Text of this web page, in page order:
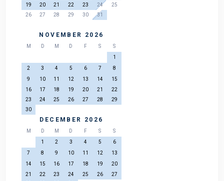
19
20 21 22 23 24
25
26
27 28 29 30 31
NOVEMBER 2026
M D M D F S
S
1
2
3 4 5 6 7
8
9
10 11 12 13 14
15
16
17 18 19 20 21
22
23
24 25 26 27 28
29
30
DECEMBER 2026
M D M D F S
S
1
2 3 4 5
6
7
8 9 10 11 12
13
14
15 16 17 18 19
20
21
22 23 24 25 26
27